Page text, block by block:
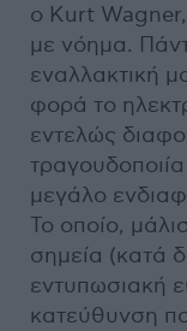
o Kurt
με νόημα.
εναλλακτική
φορά το
εντελώς
μεγάλο
Το οποίο,
σημεία (κατά
εντυπωσιακή
κατεύθυνση